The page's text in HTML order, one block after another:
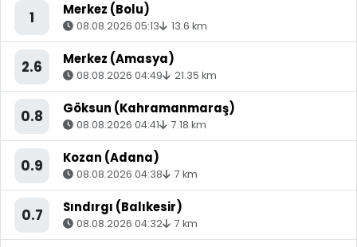
1 Merkez (Bolu)
08.08.2026 05:13 13.6 km
2.6 Merkez (Amasya)
08.08.2026 04:49 21.35 km
0.8 Göksun (Kahramanmaraş)
08.08.2026 04:41 7.18 km
0.9 Kozan (Adana)
08.08.2026 04:38 7 km
0.7 Sındırgı (Balıkesir)
08.08.2026 04:32 7 km